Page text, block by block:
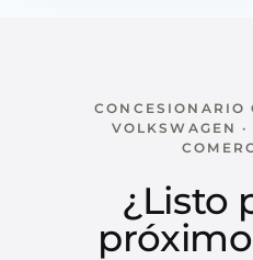
CONCESIONARIO
VOLKSWAGEN
¿Listo